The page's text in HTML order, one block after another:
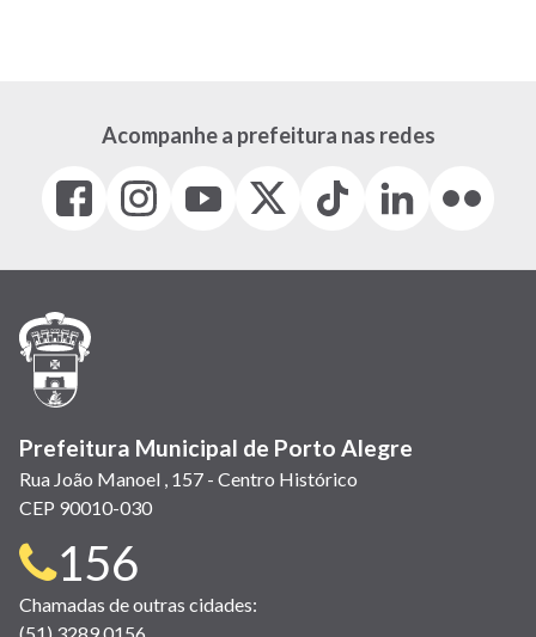
Acompanhe a prefeitura nas redes
Facebook
(link
em
janela)
Instagram
(link
em
(link
em
(Antigo
(link
Tiktok
(link
em
LinkedIn
(link
em
(link
em
Prefeitura Municipal de Porto Alegre
Rua João Manoel , 157 - Centro Histórico
CEP 90010-030
Telefone
para
156
Chamadas de outras cidades: